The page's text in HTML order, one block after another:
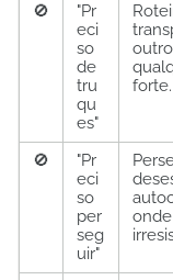
🚫
"Pr
eci
so
de
tru
qu
es"
forte.
🚫
"Pr
eci
so
per
seg
uir"